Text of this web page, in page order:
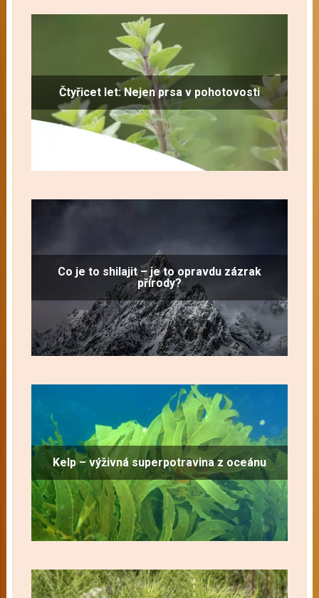
Čtyřicet let: Nejen prsa v pohotovosti
Co je to shilajit – je to opravdu zázrak
přírody?
Kelp – výživná superpotravina z oceánu